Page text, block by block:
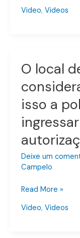
um
Video, Videos
O local
isso a
Deixe um
Campelo
O
de
trabalho
considerado
domicilio
isso
policia
pode
Read More »
Video, Videos